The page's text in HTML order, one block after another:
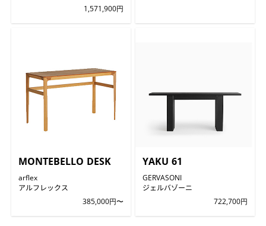
1,571,900円
MONTEBELLO DESK
arflex
アルフレックス
385,000円〜
YAKU 61
GERVASONI
ジェルバゾーニ
722,700円